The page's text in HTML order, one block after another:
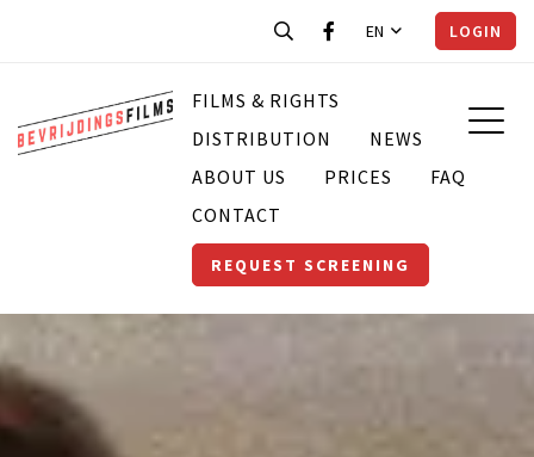
EN LOGIN
FILMS & RIGHTS
DISTRIBUTION
NEWS
ABOUT US
PRICES
FAQ
CONTACT
REQUEST SCREENING